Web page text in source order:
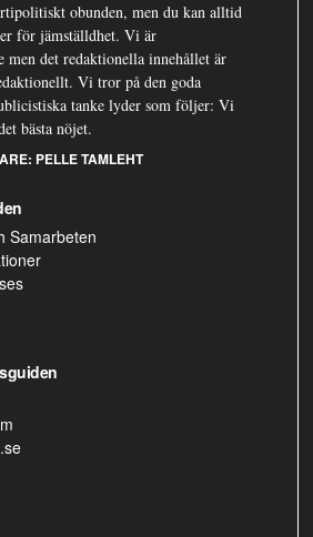
obunden, men du kan alltid
för jämställdhet. Vi är
men det redaktionella innehållet är
Vi tror på den goda
tanke lyder som följer: Vi
bästa nöjet.
PELLE TAMLEHT
Samarbeten